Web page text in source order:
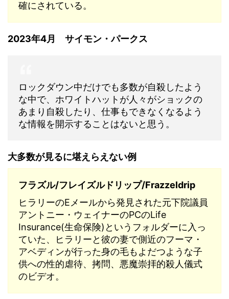
確にされている。
2023年4月 サイモン・パークス
ロックダウン中だけでも多数が自殺したよう
な中で、ホワイトハットが人々がショックの
あまり自殺したり、仕事もできなくなるよう
な情報を開示することはないと思う。
大多数が見るに堪えらえない例
フラズル/フレイズルドリップ/Frazzeldrip
ヒラリーのEメールから発見された元下院議員
アントニー・ウェイナーのPCのLife
Insurance(生命保険)というフォルダーに入っ
ていた、ヒラリーと彼の妻で側近のフーマ・
アベディンが行った身の毛もよだつような子
供への性的虐待、拷問、悪魔崇拝的殺人儀式
のビデオ。